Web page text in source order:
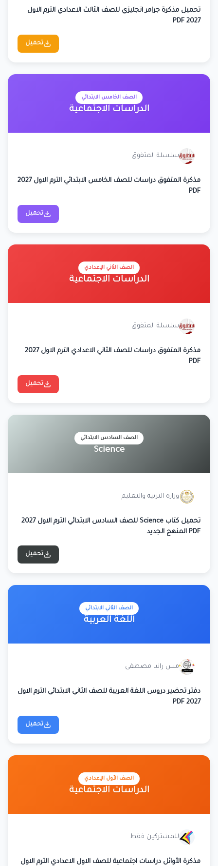
تحميل مذكرة جرامر انجليزي للصف الثالث الاعدادي الترم الاول
2027 PDF
تحميل
الصف الخامس الابتدائي
الدراسات الاجتماعية
سلسلة المتفوق
مذكرة المتفوق دراسات للصف الخامس الابتدائي الترم الاول 2027
PDF
تحميل
الصف الثاني الإعدادي
الدراسات الاجتماعية
سلسلة المتفوق
مذكرة المتفوق دراسات للصف الثاني الاعدادي الترم الاول 2027
PDF
تحميل
الصف السادس الابتدائي
Science
وزارة التربية والتعليم
تحميل كتاب Science للصف السادس الابتدائي الترم الاول 2027
PDF المنهج الجديد
تحميل
الصف الثاني الابتدائي
اللغة العربية
مس رانيا مصطفى
دفتر تحضير دروس اللغة العربية للصف الثاني الابتدائي الترم الاول
2027 PDF
تحميل
الصف الأول الإعدادي
الدراسات الاجتماعية
للمشتركين فقط
مذكرة الأوائل دراسات اجتماعية للصف الاول الاعدادي الترم الاول